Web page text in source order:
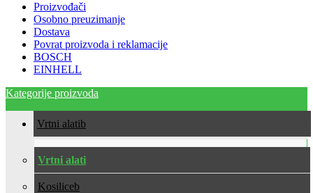
Proizvođači
Osobno preuzimanje
Dostava
Povrat proizvoda i reklamacije
BOSCH
EINHELL
Kategorije proizvoda
Vrtni alati
Vrtni alati
Kosilice